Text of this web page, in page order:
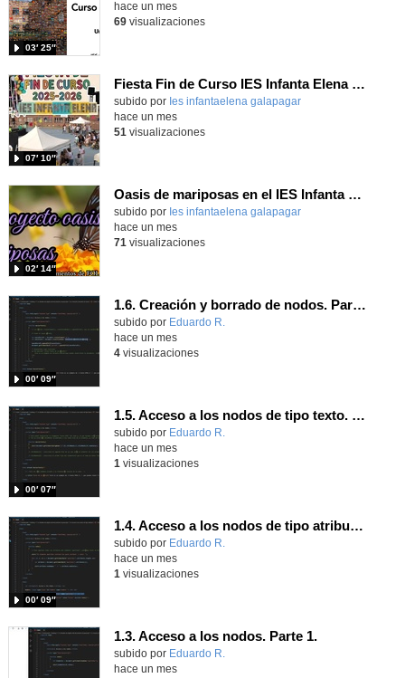
03′ 25″
hace un mes
69visualizaciones
Fiesta Fin de Curso IES Infanta Elena 2025-2026
subido por Ies infantaelena galapagar
07′ 10″
-
hace un mes
51 visualizaciones
Oasis de mariposas en el IES Infanta Elena
subido por Ies infantaelena galapagar
02′ 14″
-
hace un mes
71 visualizaciones
1.6. Creación y borrado de nodos. Parte 1.
Contenido educativo.
subido por Eduardo R.
00′ 09″
hace un mes
4visualizaciones
1.5. Acceso a los nodos de tipo texto. Parte 1.
Contenido educativo.
subido por Eduardo R.
00′ 07″
hace un mes
1 visualizaciones
1.4. Acceso a los nodos de tipo atributo. Parte 1.
Contenido educativo.
subido por Eduardo R.
00′ 09″
hace un mes
1 visualizaciones
1.3. Acceso a los nodos. Parte 1.
Contenido educativo.
subido por Eduardo R.
hace un mes